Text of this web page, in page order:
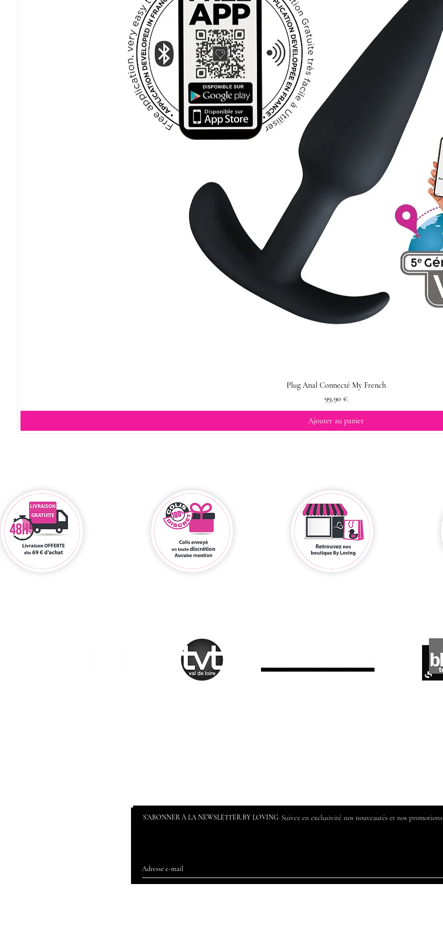
Plug Anal Connecté My French
Prix
99,90 €
Ajouter au panier
S’ABONNER À LA NEWSLETTER BY LOVING Suivez en exclusivité nos nouveautés et nos promotions